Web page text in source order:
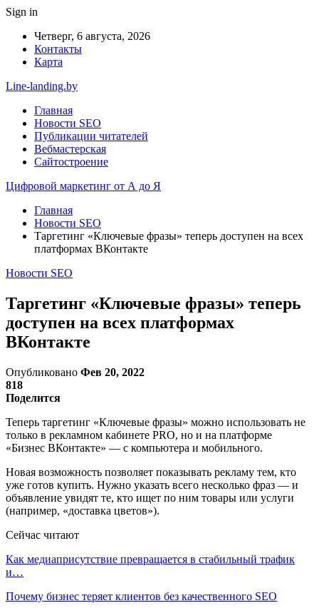
Sign in
Четверг, 6 августа, 2026
Контакты
Карта
Line-landing.by
Главная
Новости SEO
Публикации читателей
Вебмастерская
Сайтостроение
Цифровой маркетинг от А до Я
Главная
Новости SEO
Таргетинг «Ключевые фразы» теперь доступен на всех
платформах ВКонтакте
Новости SEO
Таргетинг «Ключевые фразы» теперь
доступен на всех платформах
ВКонтакте
Опубликовано Фев 20, 2022
818
Поделится
Теперь таргетинг «Ключевые фразы» можно использовать не
только в рекламном кабинете PRO, но и на платформе
«Бизнес ВКонтакте» — с компьютера и мобильного.
Новая возможность позволяет показывать рекламу тем, кто
уже готов купить. Нужно указать всего несколько фраз — и
объявление увидят те, кто ищет по ним товары или услуги
(например, «доставка цветов»).
Сейчас читают
Как медиаприсутствие превращается в стабильный трафик
и…
Почему бизнес теряет клиентов без качественного SEO